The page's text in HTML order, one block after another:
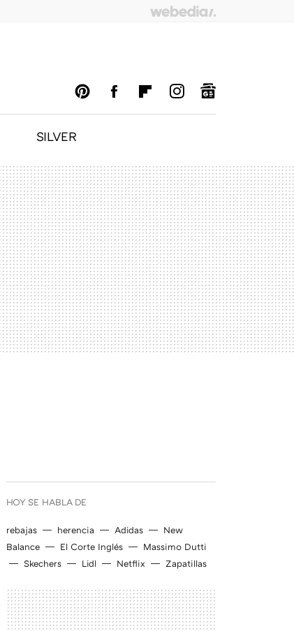
SILVER
HOY SE HABLA DE
rebajas herencia Adidas
New
Balance
El Corte Inglés
Massimo Dutti
Skechers
Lidl Netflix Zapatillas